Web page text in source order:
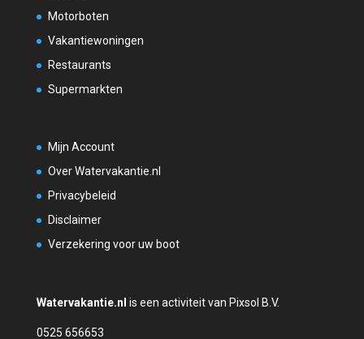
Motorboten
Vakantiewoningen
Restaurants
Supermarkten
Mijn Account
Over Watervakantie.nl
Privacybeleid
Disclaimer
Verzekering voor uw boot
Watervakantie.nl is een activiteit van Pixsol B.V.
0525 656653